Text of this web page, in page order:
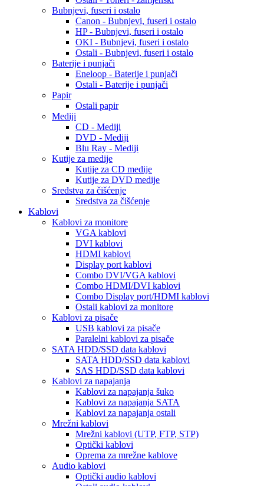
Bubnjevi, fuseri i ostalo
Canon - Bubnjevi, fuseri i ostalo
HP - Bubnjevi, fuseri i ostalo
OKI - Bubnjevi, fuseri i ostalo
Ostali - Bubnjevi, fuseri i ostalo
Baterije i punjači
Eneloop - Baterije i punjači
Ostali - Baterije i punjači
Papir
Ostali papir
Mediji
CD - Mediji
DVD - Mediji
Blu Ray - Mediji
Kutije za medije
Kutije za CD medije
Kutije za DVD medije
Sredstva za čišćenje
Sredstva za čišćenje
Kablovi
Kablovi za monitore
VGA kablovi
DVI kablovi
HDMI kablovi
Display port kablovi
Combo DVI/VGA kablovi
Combo HDMI/DVI kablovi
Combo Display port/HDMI kablovi
Ostali kablovi za monitore
Kablovi za pisače
USB kablovi za pisače
Paralelni kablovi za pisače
SATA HDD/SSD data kablovi
SATA HDD/SSD data kablovi
SAS HDD/SSD data kablovi
Kablovi za napajanja
Kablovi za napajanja šuko
Kablovi za napajanja SATA
Kablovi za napajanja ostali
Mrežni kablovi
Mrežni kablovi (UTP, FTP, STP)
Optički kablovi
Oprema za mrežne kablove
Audio kablovi
Optički audio kablovi